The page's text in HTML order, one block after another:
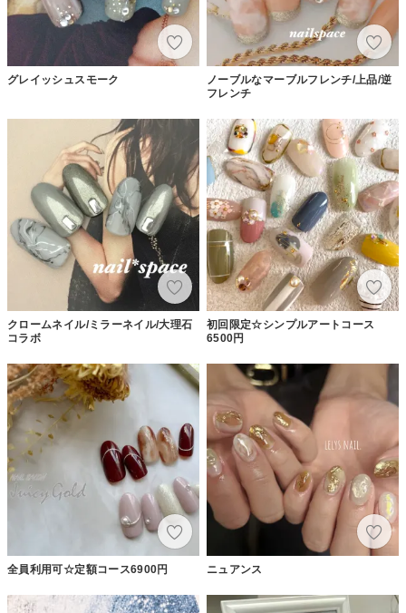
グレイッシュスモーク
ノーブルなマーブルフレンチ/上品/逆
フレンチ
クロームネイル/ミラーネイル/大理石
コラボ
初回限定☆シンプルアートコース
6500円
全員利用可☆定額コース6900円 ニュアンス